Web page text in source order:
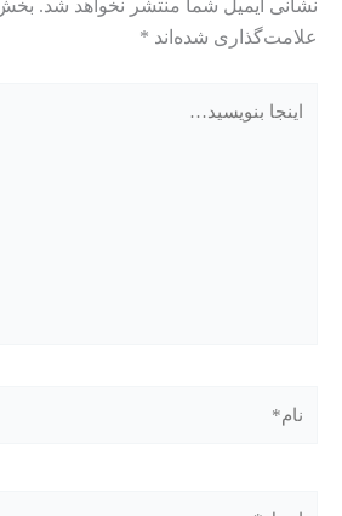
نشانی ایمیل شما منتشر نخواهد شد.
علامت‌گذاری شده‌اند *
بنویسید…